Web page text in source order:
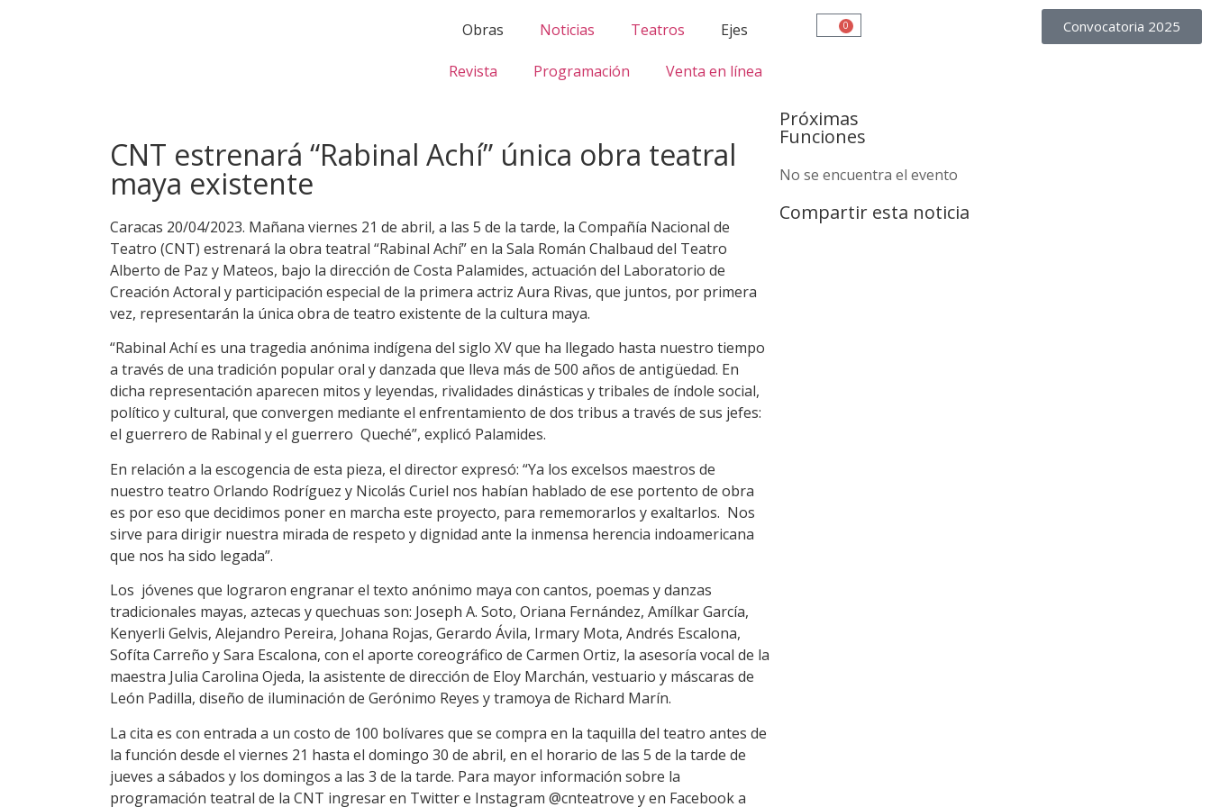
Obras Noticias Teatros Ejes
Revista Programación Venta en línea
Convocatoria 2025
0
CNT estrenará “Rabinal Achí” única obra teatral
maya existente
Caracas 20/04/2023. Mañana viernes 21 de abril, a las 5 de la tarde, la Compañía Nacional de
Teatro (CNT) estrenará la obra teatral “Rabinal Achí” en la Sala Román Chalbaud del Teatro
Alberto de Paz y Mateos, bajo la dirección de Costa Palamides, actuación del Laboratorio de
Creación Actoral y participación especial de la primera actriz Aura Rivas, que juntos, por primera
vez, representarán la única obra de teatro existente de la cultura maya.
“Rabinal Achí es una tragedia anónima indígena del siglo XV que ha llegado hasta nuestro tiempo
a través de una tradición popular oral y danzada que lleva más de 500 años de antigüedad. En
dicha representación aparecen mitos y leyendas, rivalidades dinásticas y tribales de índole social,
político y cultural, que convergen mediante el enfrentamiento de dos tribus a través de sus jefes:
el guerrero de Rabinal y el guerrero Queché”, explicó Palamides.
En relación a la escogencia de esta pieza, el director expresó: “Ya los excelsos maestros de
nuestro teatro Orlando Rodríguez y Nicolás Curiel nos habían hablado de ese portento de obra
es por eso que decidimos poner en marcha este proyecto, para rememorarlos y exaltarlos. Nos
sirve para dirigir nuestra mirada de respeto y dignidad ante la inmensa herencia indoamericana
que nos ha sido legada”.
Los jóvenes que lograron engranar el texto anónimo maya con cantos, poemas y danzas
tradicionales mayas, aztecas y quechuas son: Joseph A. Soto, Oriana Fernández, Amílkar García,
Kenyerli Gelvis, Alejandro Pereira, Johana Rojas, Gerardo Ávila, Irmary Mota, Andrés Escalona,
Sofíta Carreño y Sara Escalona, con el aporte coreográfico de Carmen Ortiz, la asesoría vocal de la
maestra Julia Carolina Ojeda, la asistente de dirección de Eloy Marchán, vestuario y máscaras de
León Padilla, diseño de iluminación de Gerónimo Reyes y tramoya de Richard Marín.
La cita es con entrada a un costo de 100 bolívares que se compra en la taquilla del teatro antes de
la función desde el viernes 21 hasta el domingo 30 de abril, en el horario de las 5 de la tarde de
jueves a sábados y los domingos a las 3 de la tarde. Para mayor información sobre la
programación teatral de la CNT ingresar en Twitter e Instagram @cnteatrove y en Facebook a
Próximas
Funciones
No se encuentra el evento
Compartir esta noticia